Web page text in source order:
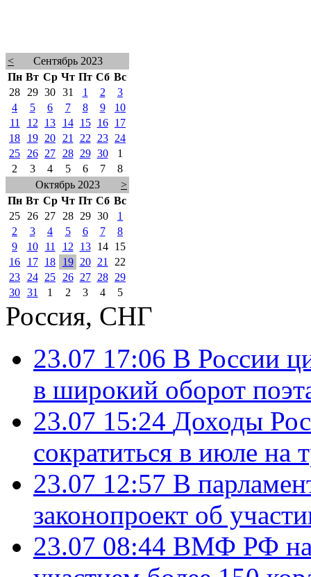
<
Сентябрь 2023
Пн Вт Ср Чт Пт Сб Вс
28
29 30 31 1 2
3
4
5 6 7 8 9
10
11
12 13 14 15 16
17
18
19 20 21 22 23
24
25
26 27 28 29 30
1
2
3 4 5 6 7
8
Октябрь 2023
>
Пн Вт Ср Чт Пт Сб Вс
25
26 27 28 29 30
1
2
3 4 5 6 7
8
9
10 11 12 13 14
15
16
17 18 19 20 21
22
23
24 25 26 27 28
29
30 31 1 2 3 4 5
Россия, СНГ
23.07 17:06 В России
в широкий оборот
23.07 15:24 Доходы
сократиться в июле на
23.07 12:57 В
законопроект об
23.07 08:44 ВМФ РФ